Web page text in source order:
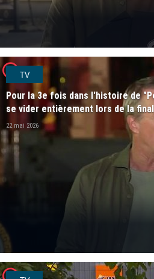
player2TV
Pour la 3e fois dans l'histoire de
se vider entièrement lors de la
22 mai 2026